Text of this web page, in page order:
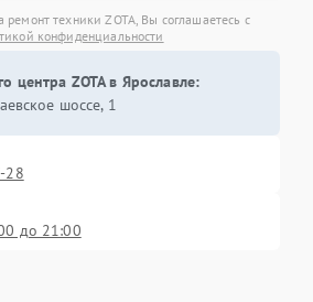
ремонт техники ZOTA, Вы соглашаетесь с
конфиденциальности
центра ZOTA в Ярославле:
шоссе, 1
28
до 21:00